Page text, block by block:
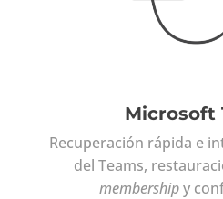
Microsoft
Recuperación rápida e
del Teams,
membershipy